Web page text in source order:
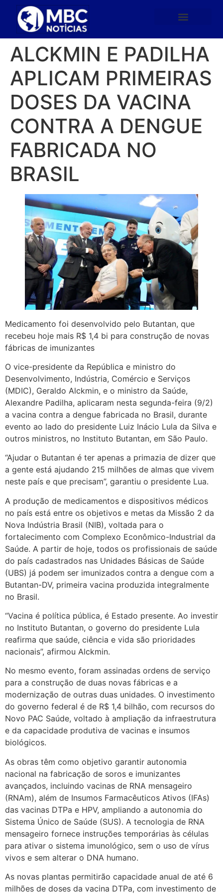
ALCKMIN E PADILHA
APLICAM PRIMEIRAS
DOSES DA VACINA
CONTRA A DENGUE
FABRICADA NO
BRASIL
Medicamento foi desenvolvido pelo Butantan, que
recebeu hoje mais R$ 1,4 bi para construção de novas
fábricas de imunizantes
O vice-presidente da República e ministro do
Desenvolvimento, Indústria, Comércio e Serviços
(MDIC), Geraldo Alckmin, e o ministro da Saúde,
Alexandre Padilha, aplicaram nesta segunda-feira (9/2)
a vacina contra a dengue fabricada no Brasil, durante
evento ao lado do presidente Luiz Inácio Lula da Silva e
outros ministros, no Instituto Butantan, em São Paulo.
“Ajudar o Butantan é ter apenas a primazia de dizer que
a gente está ajudando 215 milhões de almas que vivem
neste país e que precisam”, garantiu o presidente Lua.
A produção de medicamentos e dispositivos médicos
no país está entre os objetivos e metas da Missão 2 da
Nova Indústria Brasil (NIB), voltada para o
fortalecimento com Complexo Econômico-Industrial da
Saúde. A partir de hoje, todos os profissionais de saúde
do país cadastrados nas Unidades Básicas de Saúde
(UBS) já podem ser imunizados contra a dengue com a
Butantan-DV, primeira vacina produzida integralmente
no Brasil.
“Vacina é política pública, é Estado presente. Ao investir
no Instituto Butantan, o governo do presidente Lula
reafirma que saúde, ciência e vida são prioridades
nacionais”, afirmou Alckmin.
No mesmo evento, foram assinadas ordens de serviço
para a construção de duas novas fábricas e a
modernização de outras duas unidades. O investimento
do governo federal é de R$ 1,4 bilhão, com recursos do
Novo PAC Saúde, voltado à ampliação da infraestrutura
e da capacidade produtiva de vacinas e insumos
biológicos.
As obras têm como objetivo garantir autonomia
nacional na fabricação de soros e imunizantes
avançados, incluindo vacinas de RNA mensageiro
(RNAm), além de Insumos Farmacêuticos Ativos (IFAs)
das vacinas DTPa e HPV, ampliando a autonomia do
Sistema Único de Saúde (SUS). A tecnologia de RNA
mensageiro fornece instruções temporárias às células
para ativar o sistema imunológico, sem o uso de vírus
vivos e sem alterar o DNA humano.
As novas plantas permitirão capacidade anual de até 6
milhões de doses da vacina DTPa, com investimento de